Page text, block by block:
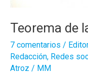
Teorema de
7 comentarios /
Redacción, Redes
Atroz / MM